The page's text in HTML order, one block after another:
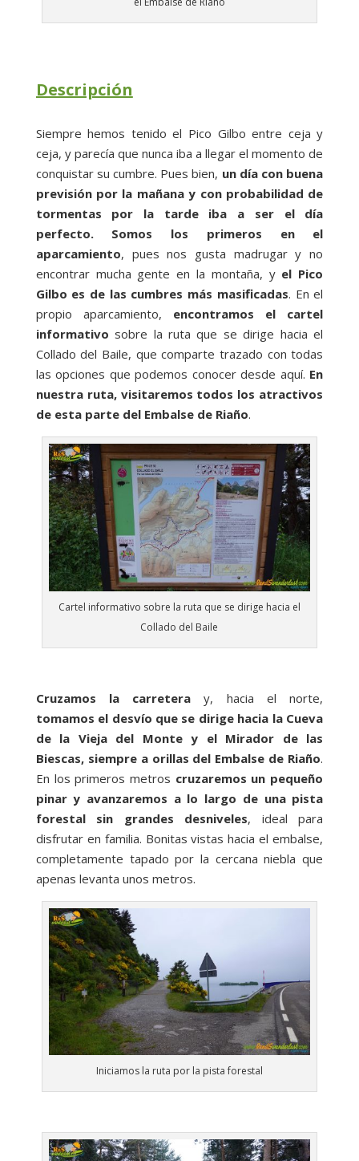
Descripción
Siempre hemos tenido el Pico Gilbo entre ceja y
ceja, y parecía que nunca iba a llegar el momento de
conquistar su cumbre. Pues bien, un día con buena
previsión por la mañana y con probabilidad de
tormentas por la tarde iba a ser el día
perfecto. Somos los primeros en el
aparcamiento, pues nos gusta madrugar y no
encontrar mucha gente en la montaña, y el Pico
Gilbo es de las cumbres más masificadas. En el
propio aparcamiento, encontramos el cartel
informativo sobre la ruta que se dirige hacia el
Collado del Baile, que comparte trazado con todas
las opciones que podemos conocer desde aquí. En
nuestra ruta, visitaremos todos los atractivos
de esta parte del Embalse de Riaño.
Cartel informativo sobre la ruta que se dirige hacia el
Collado del Baile
Cruzamos la carretera y, hacia el norte,
tomamos el desvío que se dirige hacia la Cueva
de la Vieja del Monte y el Mirador de las
Biescas, siempre a orillas del Embalse de Riaño.
En los primeros metros cruzaremos un pequeño
pinar y avanzaremos a lo largo de una pista
forestal sin grandes desniveles, ideal para
disfrutar en familia. Bonitas vistas hacia el embalse,
completamente tapado por la cercana niebla que
apenas levanta unos metros.
Iniciamos la ruta por la pista forestal